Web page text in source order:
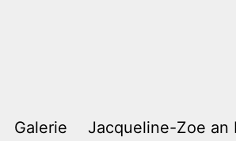
Galerie Jacqueline-Zoe an